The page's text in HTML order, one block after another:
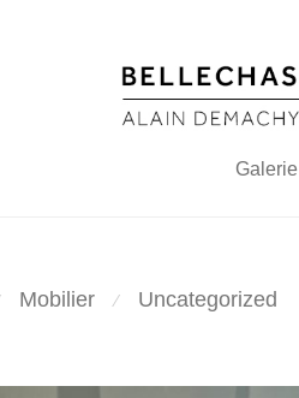
Galerie
Mobilier ⁄ Uncategorized